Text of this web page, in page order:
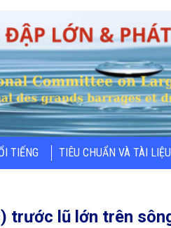
TIẾNG TIÊU CHUẨN VÀ TÀI
trước lũ lớn trên